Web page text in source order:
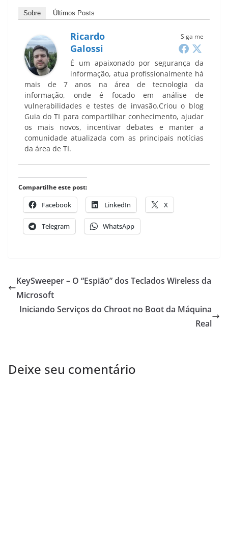
Sobre Últimos Posts
Siga me
Ricardo
Galossi
É um apaixonado por segurança da
informação, atua profissionalmente há
mais de 7 anos na área de tecnologia da
informação, onde é focado em análise de
vulnerabilidades e testes de invasão.Criou o blog
Guia do TI para compartilhar conhecimento, ajudar
os mais novos, incentivar debates e manter a
comunidade atualizada com as principais notícias
da área de TI.
Compartilhe este post:
Facebook LinkedIn X
Telegram WhatsApp
KeySweeper – O “Espião” dos Teclados Wireless da
Microsoft
Iniciando Serviços do Chroot no Boot da Máquina
Real
Deixe seu comentário